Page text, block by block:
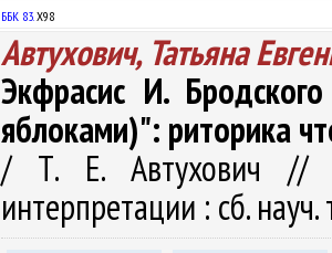
ББК 83.Х98
Автухович, Татьяна
Экфрасис И.
яблоками)": риторика
/ Т. Е. Автухович //
интерпретации : сб.